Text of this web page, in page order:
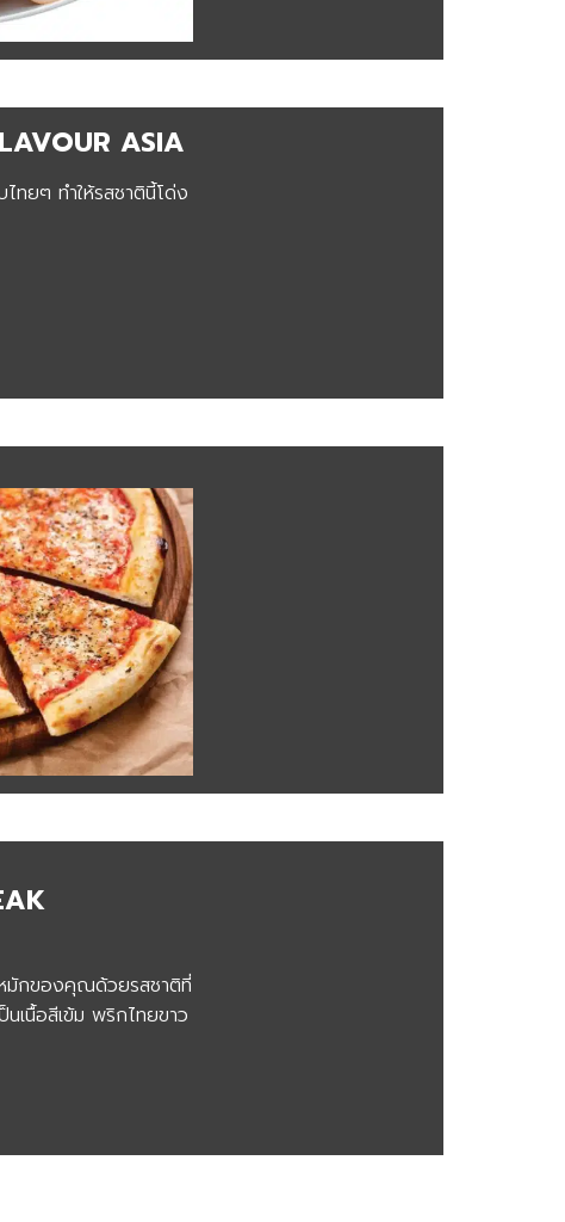
ASIA
ทยๆ ทำให้รสชาตินี้โด่ง
มักของคุณด้วยรสชาติที่
เนื้อสีเข้ม พริกไทยขาว